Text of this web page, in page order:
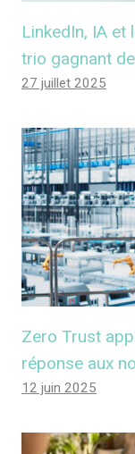
LinkedIn, IA et
trio gagnant
27 juillet 2025
Zero Trust
réponse aux
12 juin 2025